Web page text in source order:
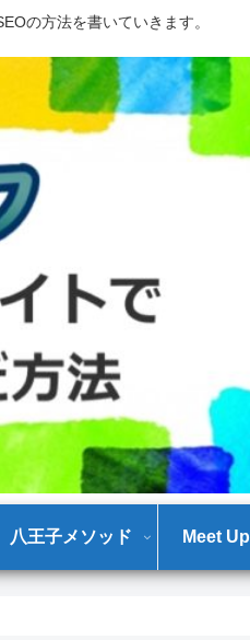
の方法を書いていきます。
八王子メソッド Meet Up